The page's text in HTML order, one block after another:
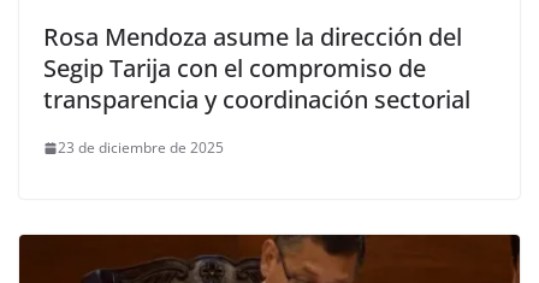
Rosa Mendoza asume la dirección del
Segip Tarija con el compromiso de
transparencia y coordinación sectorial
23 de diciembre de 2025